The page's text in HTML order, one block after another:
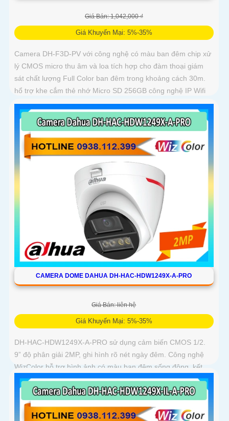
Giá Bán: 1,042,000 ₫
Giá Khuyến Mại: 5%-35%
Camera DH-F3D-PV với công nghệ có màu ban đêm chip xử
lý CMOS micro thu âm và loa tích hợp cho đàm thoại giám
sát chất lượng Full Color ban đêm trong khoảng cách 30m.
hổ trợ khe cắm thẻ nhớ Micro SD 256GB công nghệ IP Wifi
kết nối dễ dàng
CAMERA DOME DAHUA DH-HAC-HDW1249X-A-PRO
Giá Bán: liên hệ
Giá Khuyến Mại: 5%-35%
DH-HAC-HDW1249X-A-PRO sử dụng cảm biến CMOS 1/2.
9” độ phân giải 2MP, ghi hình rõ nét ngày đêm. Công nghệ
WizColor hỗ trợ hình ảnh có màu ban đêm sống động, kết
hợp micro kép thu...